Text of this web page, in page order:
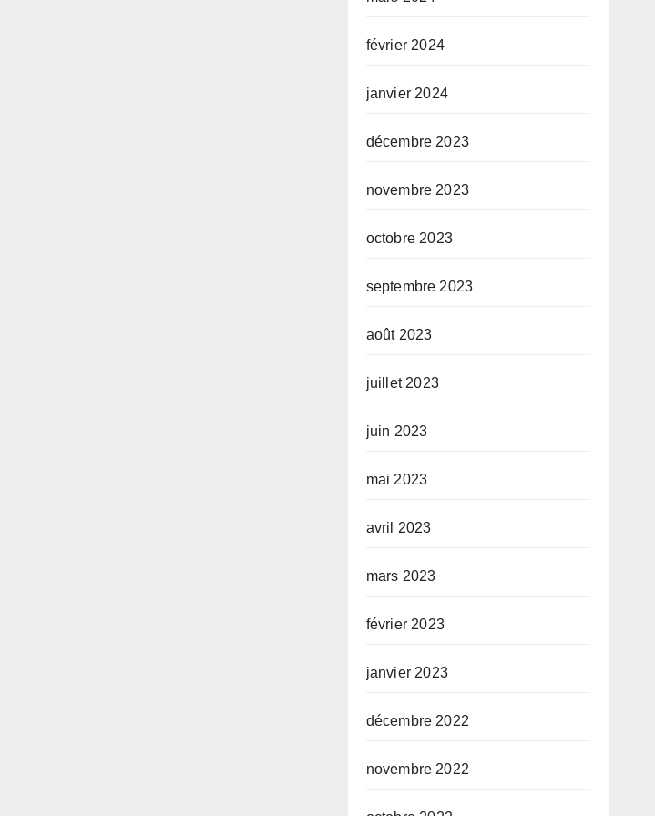
février 2024
janvier 2024
décembre 2023
novembre 2023
octobre 2023
septembre 2023
août 2023
juillet 2023
juin 2023
mai 2023
avril 2023
mars 2023
février 2023
janvier 2023
décembre 2022
novembre 2022